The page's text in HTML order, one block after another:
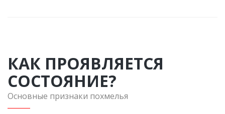
КАК ПРОЯВЛЯЕТСЯ
СОСТОЯНИЕ?
Основные признаки похмелья